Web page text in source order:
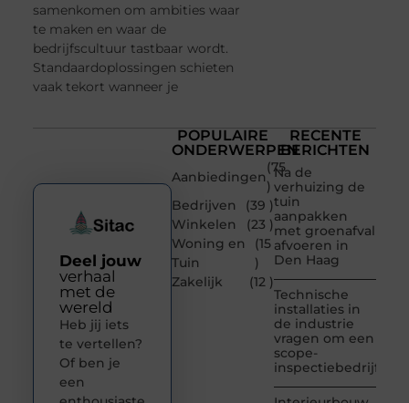
samenkomen om ambities waar
te maken en waar de
bedrijfscultuur tastbaar wordt.
Standaardoplossingen schieten
vaak tekort wanneer je
POPULAIRE
ONDERWERPEN
Aanbiedingen
(75
)
Bedrijven
(39 )
Winkelen
(23 )
Woning en
Tuin
(15
)
Zakelijk
(12 )
RECENTE
BERICHTEN
Na de
verhuizing de
tuin
aanpakken
met groenafval
afvoeren in
Den Haag
Technische
installaties in
de industrie
vragen om een
scope-
inspectiebedrijf
Deel jouw
verhaal
met de
wereld
Heb jij iets
te vertellen?
Of ben je
een